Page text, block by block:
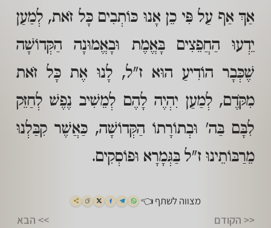
אַךְ אַף עַל פִּי כֵן אָנוּ כּוֹתְבִים כָּל זֹאת, לְמַעַן
יֵדְעוּ הַחֲפֵצִים בָּאֱמֶת וּבָאֱמוּנָה הַקְּדוֹשָׁה
שֶׁכְּבָר הוֹדִיעַ הוּא ז"ל, לָנוּ אֶת כָּל זֹאת
מִקֹּדֶם, לְמַעַן יִהְיֶה לָהֶם לְמֵשִׁיב נֶפֶשׁ לְחַזֵּק
לִבָּם בַּה' וּבְתוֹרָתוֹ הַקְּדוֹשָׁה, כַּאֲשֶׁר קִבַּלְנוּ
מֵרַבּוֹתֵינוּ ז"ל בַּגְּמָרָא וּפוֹסְקִים.
מצווה לשתף 👈
<< הקודם >> הבא